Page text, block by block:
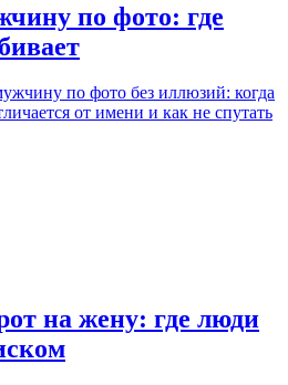
по фото: где
по фото без иллюзий: когда
от имени и как не спутать
на жену: где люди